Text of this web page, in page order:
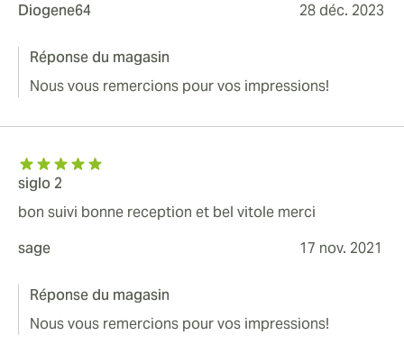
Diogene64
28 déc. 2023
Réponse du magasin
Nous vous remercions pour vos impressions!
siglo 2
bon suivi bonne reception et bel vitole merci
sage
17 nov. 2021
Réponse du magasin
Nous vous remercions pour vos impressions!